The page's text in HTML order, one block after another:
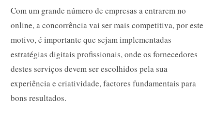
Com um grande número de empresas a entrarem no
online, a concorrência vai ser mais competitiva, por este
motivo, é importante que sejam implementadas
estratégias digitais profissionais, onde os fornecedores
destes serviços devem ser escolhidos pela sua
experiência e criatividade, factores fundamentais para
bons resultados.